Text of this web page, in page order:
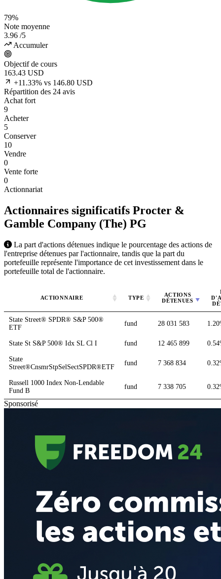
79%
Note moyenne
3.96 /5
Accumuler
Objectif de cours
163.43 USD
+11.33% vs 146.80 USD
Répartition des 24 avis
Achat fort
9
Acheter
5
Conserver
10
Vendre
0
Vente forte
0
Actionnariat
Actionnaires significatifs Procter &
Gamble Company (The) PG
La part d'actions détenues indique le pourcentage des actions de
l'entreprise détenues par l'actionnaire, tandis que la part du
portefeuille représente l'importance de cet investissement dans le
portefeuille total de l'actionnaire.
ACTIONNAIRE TYPE
ACTIONS
DÉTENUES
State Street® SPDR® S&P 500®
ETF
fund 28 031 583
State St S&P 500® Idx SL Cl I fund 12 465 899
State
Street®CnsmrStpSelSectSPDR®ETF
fund 7 368 834
Russell 1000 Index Non-Lendable
Fund B
fund 7 338 705
Sponsorisé